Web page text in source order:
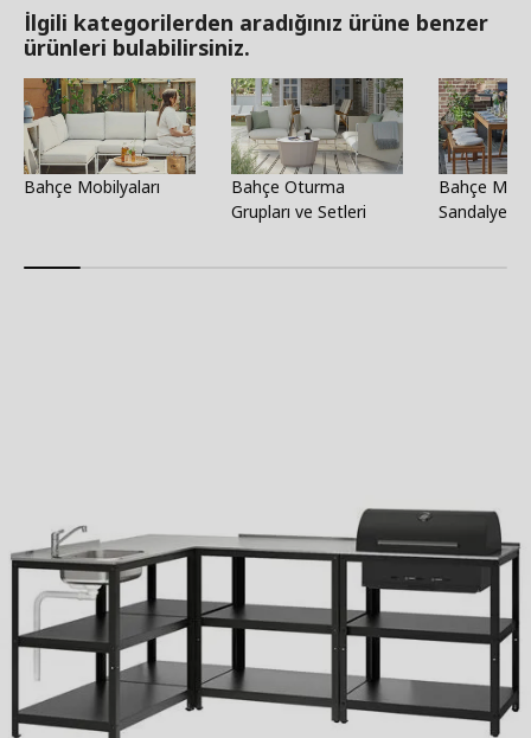
İlgili kategorilerden aradığınız ürüne benzer
ürünleri bulabilirsiniz.
Bahçe Mobilyaları
Bahçe Oturma
Grupları ve Setleri
Bahçe
Sandalye